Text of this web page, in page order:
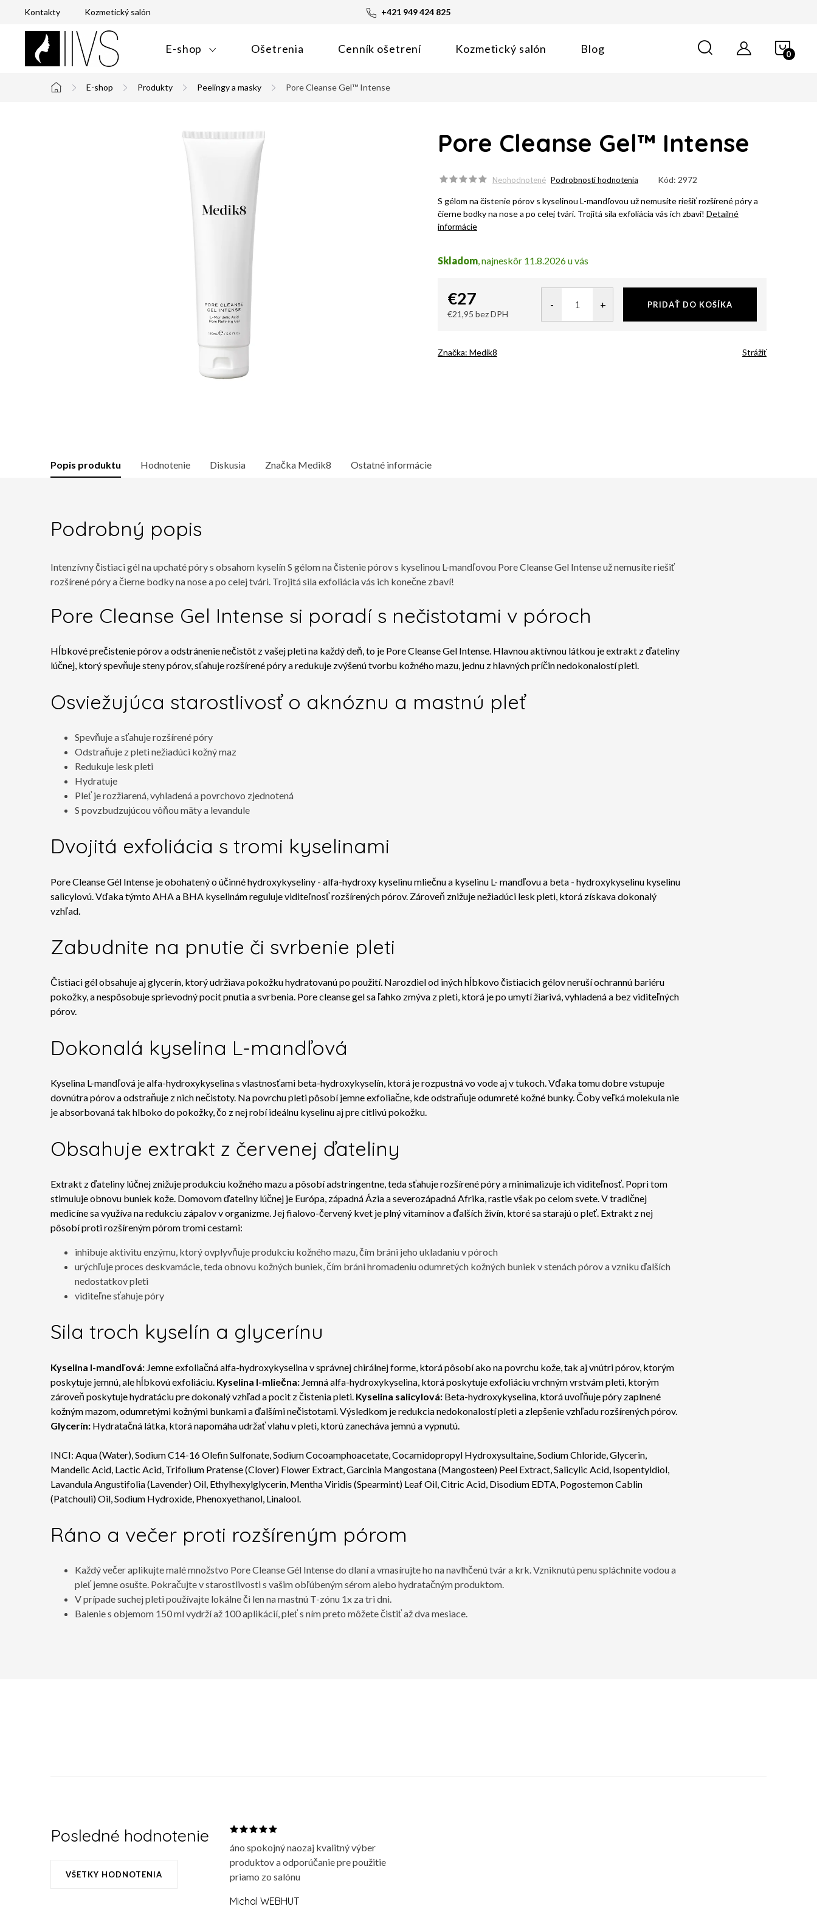
+421 949 424 825
Kontakty Kozmetický salón
E-shop Ošetrenia Cenník ošetrení Kozmetický salón Blog
Domov
E-shop Produkty Peelingy a masky Pore Cleanse Gel™ Intense
Pore Cleanse Gel™ Intense
Neohodnotené Podrobnosti hodnotenia Kód: 2972
S gélom na čistenie pórov s kyselinou L-mandľovou už nemusíte riešiť rozšírené póry a
čierne bodky na nose a po celej tvári. Trojitá sila exfoliácia vás ich zbaví! Detailné
informácie
Skladom 11.8.2026
€27
€21,95 bez DPH
PRIDAŤ DO KOŠÍKA
Značka: Medik8 Strážiť
Popis produktu Hodnotenie Diskusia Značka Medik8 Ostatné informácie
Podrobný popis
Intenzívny čistiaci gél na upchaté póry s obsahom kyselínS gélom na čistenie pórov s kyselinou L-mandľovou Pore Cleanse Gel Intense už nemusíte riešiť
rozšírené póry a čierne bodky na nose a po celej tvári. Trojitá sila exfoliácia vás ich konečne zbaví!
Pore Cleanse Gel Intense si poradí s nečistotami v póroch
Hĺbkové prečistenie pórov a odstránenie nečistôt z vašej pleti na každý deň, to je Pore Cleanse Gel Intense. Hlavnou aktívnou látkou je extrakt z ďateliny
lúčnej, ktorý spevňuje steny pórov, sťahujerozšírené pórya redukuje zvýšenú tvorbu kožného mazu, jednu z hlavných príčin nedokonalostí pleti.
Osviežujúca starostlivosť o aknóznu a mastnú pleť
Spevňuje a sťahuje rozšírené póry
Odstraňuje z pleti nežiadúci kožný maz
Redukuje lesk pleti
Hydratuje
Pleť je rozžiarená, vyhladená a povrchovo zjednotená
S povzbudzujúcou vôňou mäty a levandule
Dvojitá exfoliácia s tromi kyselinami
Pore ​​Cleanse Gél Intense je obohatený o účinné hydroxykyseliny - alfa-hydroxy kyselinu mliečnua kyselinu L- mandľovua beta - hydroxykyselinu kyselinu
salicylovú . Vďaka týmto AHA a BHA kyselinám reguluje viditeľnosť rozšírených pórov. Zároveň znižuje nežiadúci lesk pleti, ktorá získava dokonalý
vzhľad.
Zabudnite na pnutie či svrbenie pleti
Čistiaci gél obsahuje aj glycerín, ktorý udržiava pokožku hydratovanú po použití. Narozdiel od iných hĺbkovo čistiacich gélov neruší ochrannú bariéru
pokožky, a nespôsobuje sprievodný pocit pnutia a svrbenia. Pore cleanse gel sa ľahko zmýva z pleti, ktorá je po umytí žiarivá, vyhladená a bez viditeľných
pórov.
Dokonalá kyselina L-mandľová
Kyselina L-mandľová je alfa-hydroxykyselina s vlastnosťami beta-hydroxykyselín, ktorá je rozpustná vo vode aj v tukoch. Vďaka tomu dobre vstupuje
dovnútra pórov a odstraňuje z nich nečistoty. Na povrchu pleti pôsobí jemne exfoliačne, kde odstraňuje odumreté kožné bunky. Čoby veľká molekula nie
je absorbovaná tak hlboko do pokožky, čo z nej robí ideálnu kyselinu aj pre citlivú pokožku.
Obsahuje extrakt z červenej ďateliny
Extrakt z ďateliny lúčnej znižuje produkciu kožného mazu a pôsobí adstringentne, teda sťahuje rozšírené póry a minimalizuje ich viditeľnosť. Popri tom
stimuluje obnovu buniek kože. Domovom ďateliny lúčnej je Európa, západná Ázia a severozápadná Afrika, rastie však po celom svete. V tradičnej
medicíne sa využíva na redukciu zápalov v organizme. Jej fialovo-červený kvet je plný vitamínov a ďalších živín, ktoré sa starajú o pleť. Extrakt z nej
pôsobí proti rozšíreným pórom tromi cestami:
inhibuje aktivitu enzýmu, ktorý ovplyvňuje produkciu kožného mazu, čím bráni jeho ukladaniu v póroch
urýchľuje proces deskvamácie, teda obnovu kožných buniek, čím bráni hromadeniu odumretých kožných buniek v stenách pórov a vzniku ďalších
nedostatkov pleti
viditeľne sťahuje póry
Sila troch kyselín a glycerínu
Kyselina l-mandľová: Jemne exfoliačná alfa-hydroxykyselina v správnej chirálnej forme, ktorá pôsobí ako na povrchu kože, tak aj vnútri pórov, ktorým
poskytuje jemnú, ale hĺbkovú exfoliáciu. Kyselina l-mliečna: Jemná alfa-hydroxykyselina, ktorá poskytuje exfoliáciu vrchným vrstvám pleti, ktorým
zároveň poskytuje hydratáciu pre dokonalý vzhľad a pocit z čistenia pleti. Kyselina salicylová: Beta-hydroxykyselina, ktorá uvoľňuje póry zaplnené
kožným mazom, odumretými kožnými bunkami a ďalšími nečistotami. Výsledkom je redukcia nedokonalostí pleti a zlepšenie vzhľadu rozšírených pórov.
Glycerín: Hydratačná látka, ktorá napomáha udržať vlahu v pleti, ktorú zanecháva jemnú a vypnutú.
INCI: Aqua (Water), Sodium C14-16 Olefin Sulfonate, Sodium Cocoamphoacetate, Cocamidopropyl Hydroxysultaine, Sodium Chloride, Glycerin,
Mandelic Acid, Lactic Acid, Trifolium Pratense (Clover) Flower Extract, Garcinia Mangostana (Mangosteen) Peel Extract, Salicylic Acid, Isopentyldiol,
Lavandula Angustifolia (Lavender) Oil, Ethylhexylglycerin, Mentha Viridis (Spearmint) Leaf Oil, Citric Acid, Disodium EDTA, Pogostemon Cablin
(Patchouli) Oil, Sodium Hydroxide, Phenoxyethanol, Linalool.
Ráno a večer proti rozšíreným pórom
Každý večer aplikujte malé množstvo Pore Cleanse Gél Intense do dlaní a vmasírujte ho na navlhčenú tvár a krk. Vzniknutú penu spláchnite vodou a
pleť jemne osušte. Pokračujte v starostlivosti s vašim obľúbeným sérom alebo hydratačným produktom.
V prípade suchej pleti používajte lokálne či len na mastnú T-zónu 1x za tri dni.
Balenie s objemom 150 ml vydrží až 100 aplikácií, pleť s ním preto môžete čistiť až dva mesiace.
Posledné hodnotenie
VŠETKY HODNOTENIA
áno spokojný naozaj kvalitný výber
produktov a odporúčanie pre použitie
priamo zo salónu
Michal WEBHUT